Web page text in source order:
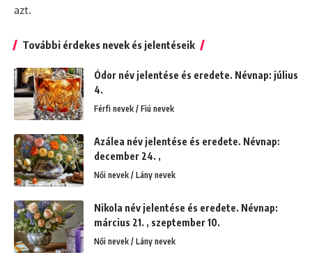
azt.
További érdekes nevek és jelentéseik
Ódor név jelentése és eredete. Névnap: július
4.
Férfi nevek / Fiú nevek
Azálea név jelentése és eredete. Névnap:
december 24. ,
Női nevek / Lány nevek
Nikola név jelentése és eredete. Névnap:
március 21. , szeptember 10.
Női nevek / Lány nevek